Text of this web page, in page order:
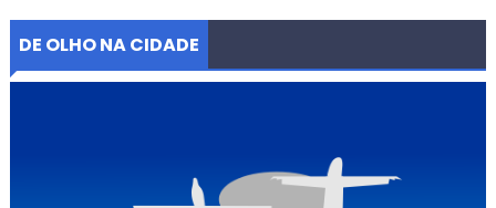
DE OLHO NA CIDADE